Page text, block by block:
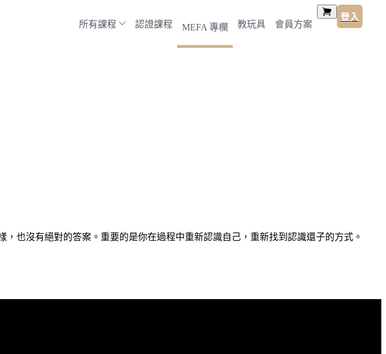
所有課程 認證課程 MEFA 專欄 教玩具 會員方案
登入
也沒有絕對的答案。重要的是你在過程中重新認識自己，重新找到認識還子的方式。